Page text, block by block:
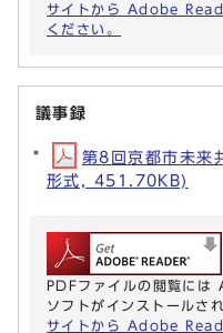
サイトから Adobe
ください。
議事録
第8回京都市未
形式, 451.70KB)
PDFファイルの閲覧に
ソフトがインストールさ
サイトから Adobe